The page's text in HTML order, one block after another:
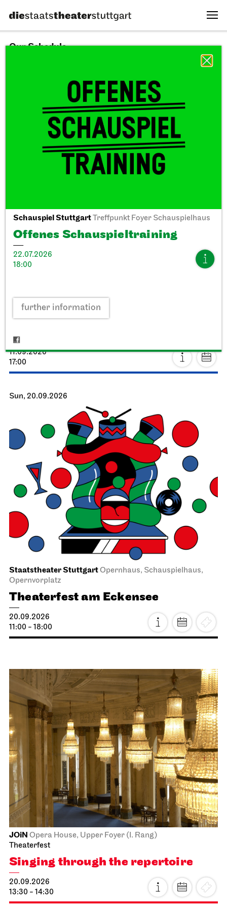
Schauspiel Stuttgart Treffpunkt Foyer Schauspielhaus
Offenes Schau­spiel­training
22.07.2026
18:00
further information
Our Schedule
Fri, 11.09.2026
Stuttgart Ballet
Presentation of the Stuttgart
11.09.2026
17:00
Sun, 20.09.2026
Staatstheater StuttgartOpernhaus, Schauspielhaus,
Opernvorplatz
Theaterfest am Eckensee
20.09.2026
11:00 - 18:00
JOiN Opera House, Upper Foyer (I. Rang)
Theaterfest
Singing through the repertoire
20.09.2026
13:30 - 14:30